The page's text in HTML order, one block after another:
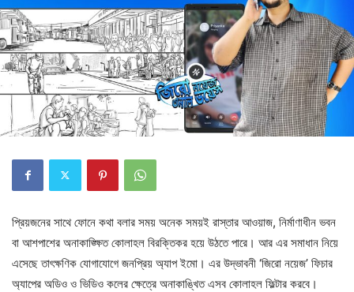
প্রিয়জনের সাথে ফোনে কথা বলার সময় অনেক সময়ই রাস্তার আওয়াজ, নির্মাণাধীন ভবন
বা আশপাশের অনাকাঙ্ক্ষিত কোলাহল বিরক্তিকর হয়ে উঠতে পারে। আর এর সমাধান নিয়ে
এসেছে তাৎক্ষণিক যোগাযোগে জনপ্রিয় অ্যাপ ইমো। এর উদ্ভাবনী ‘জিরো নয়েজ’ ফিচার
অ্যাপের অডিও ও ভিডিও কলের ক্ষেত্রে অনাকাঙ্খিত এসব কোলাহল ফিল্টার করবে।